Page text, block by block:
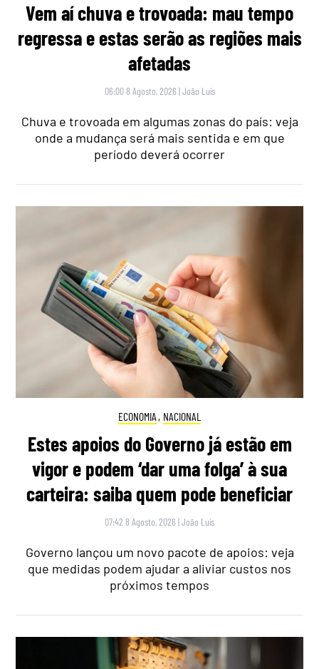
Vem aí chuva e trovoada: mau tempo
regressa e estas serão as regiões mais
afetadas
06:00 8 Agosto, 2026 |João Luís
Chuva e trovoada em algumas zonas do país: veja
onde a mudança será mais sentida e em que
período deverá ocorrer
ECONOMIA , NACIONAL
Estes apoios do Governo já estão em
vigor e podem ‘dar uma folga’ à sua
carteira: saiba quem pode beneficiar
07:42 8 Agosto, 2026 |João Luís
Governo lançou um novo pacote de apoios: veja
que medidas podem ajudar a aliviar custos nos
próximos tempos